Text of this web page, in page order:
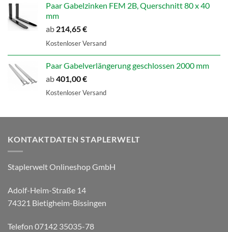
Paar Gabelzinken FEM 2B, Querschnitt 80 x 40
mm
ab 214,65€
Kostenloser Versand
Paar Gabelverlängerung geschlossen 2000 mm
ab401,00€
Kostenloser Versand
KONTAKTDATEN STAPLERWELT
Staplerwelt Onlineshop GmbH
Adolf-Heim-Straße 14
74321 Bietigheim-Bissingen
Telefon 07142 35035-78